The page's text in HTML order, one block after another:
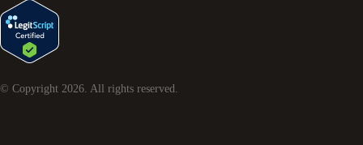
© Copyright 2026 . All rights reserved.